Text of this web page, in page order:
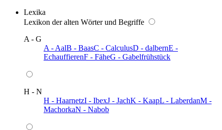
Lexika
Lexikon der alten Wörter und Begriffe
A - G
A - AalB - BaasC - CalculusD - dalbernE -
EchauffierenF - FäheG - Gabelfrühstück
H - N
H - HaarnetzI - IbexJ - JachK - KaapL - LaberdanM -
MachorkaN - Nabob